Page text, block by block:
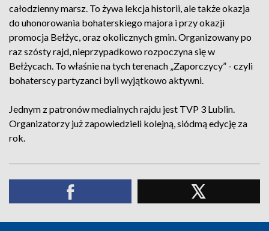
całodzienny marsz. To żywa lekcja historii, ale także okazja
do uhonorowania bohaterskiego majora i przy okazji
promocja Bełżyc, oraz okolicznych gmin. Organizowany po
raz szósty rajd, nieprzypadkowo rozpoczyna się w
Bełżycach. To właśnie na tych terenach „Zaporczycy” - czyli
bohaterscy partyzanci byli wyjątkowo aktywni.
Jednym z patronów medialnych rajdu jest TVP 3 Lublin.
Organizatorzy już zapowiedzieli kolejną, siódmą edycję za
rok.